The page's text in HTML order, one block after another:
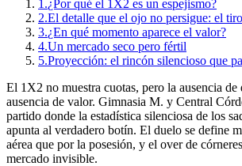
1.¿Por qué el 1X2 es un espejismo?
2.El detalle que el ojo no persigue: el
3.¿En qué momento aparece el valor?
4.Un mercado seco pero fértil
5.Proyección: el rincón silencioso que
El 1X2 no muestra cuotas, pero la ausencia de
ausencia de valor. Gimnasia M. y Central
partido donde la estadística silenciosa de los
apunta al verdadero botín. El duelo se define
aérea que por la posesión, y el over de
mercado invisible.